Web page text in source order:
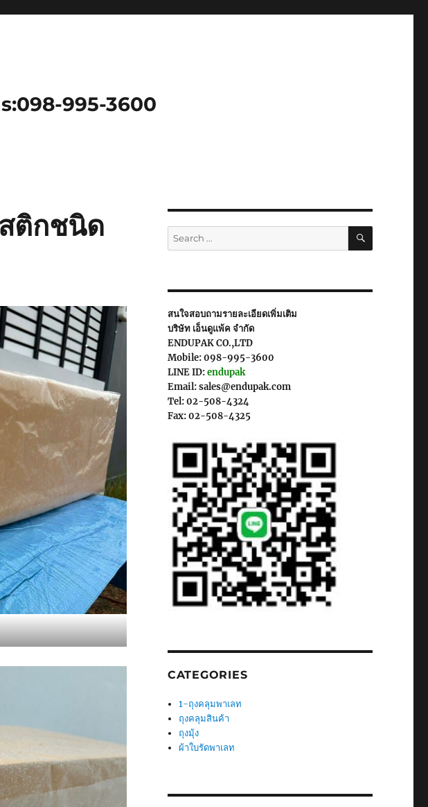
995-3600
ติกชนิด
Search
for:
SEARCH
สนใจสอบถามรายละเอียดเพิ่มเติม
บริษัท เอ็นดูแพ้ค จำกัด
ENDUPAK CO.,LTD
Mobile: 098-995-3600
LINE ID:endupak
Email: sales@endupak.com
Tel: 02-508-4324
Fax: 02-508-4325
CATEGORIES
1-ถุงคลุมพาเลท
ถุงคลุมสินค้า
ถุงมุ้ง
ผ้าใบรัดพาเลท